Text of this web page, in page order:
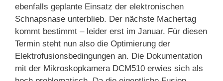
ebenfalls geplante Einsatz der elektronischen
Schnapsnase unterblieb. Der nächste Machertag
kommt bestimmt – leider erst im Januar. Für diesen
Termin steht nun also die Optimierung der
Elektrofusionsbedingungen an. Die Dokumentation
mit der Mikroskopkamera DCM510 erwies sich als